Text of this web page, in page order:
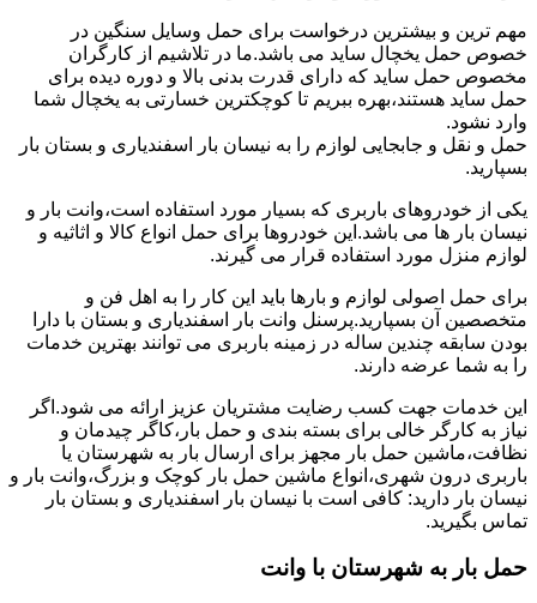
مهم ترین و بیشترین درخواست برای حمل وسایل سنگین در
خصوص حمل یخچال ساید می باشد.ما در تلاشیم از کارگران
مخصوص حمل ساید که دارای قدرت بدنی بالا و دوره دیده برای
حمل ساید هستند،بهره ببریم تا کوچکترین خسارتی به یخچال شما
وارد نشود.
حمل و نقل و جابجایی لوازم را به نیسان بار اسفندیاری و بستان بار
بسپارید.
یکی از خودروهای باربری که بسیار مورد استفاده است،وانت بار و
نیسان بار ها می باشد.این خودروها برای حمل انواع کالا و اثاثیه و
لوازم منزل مورد استفاده قرار می گیرند.
برای حمل اصولی لوازم و بارها باید این کار را به اهل فن و
متخصصین آن بسپارید.پرسنل وانت بار اسفندیاری و بستان با دارا
بودن سابقه چندین ساله در زمینه باربری می توانند بهترین خدمات
را به شما عرضه دارند.
این خدمات جهت کسب رضایت مشتریان عزیز ارائه می شود.اگر
نیاز به کارگر خالی برای بسته بندی و حمل بار،کاگر چیدمان و
نظافت،ماشین حمل بار مجهز برای ارسال بار به شهرستان یا
باربری درون شهری،انواع ماشین حمل بار کوچک و بزرگ،وانت بار و
نیسان بار دارید: کافی است با نیسان بار اسفندیاری و بستان بار
تماس بگیرید.
حمل بار به شهرستان با وانت